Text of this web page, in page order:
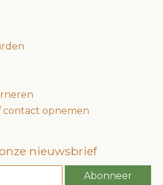
opnemen
nieuwsbrief
Abonneer